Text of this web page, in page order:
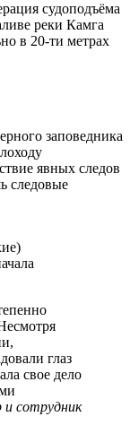
судоподъёма
реки Камга
в 20-ти метрах
заповедника
явных следов
следовые
глаз
свое дело
и сотрудник